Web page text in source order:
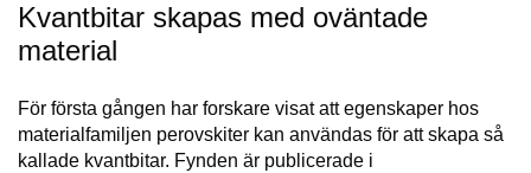
Kvantbitar skapas med oväntade
material
För första gången har forskare visat att egenskaper hos
materialfamiljen perovskiter kan användas för att skapa så
kallade kvantbitar. Fynden är publicerade i